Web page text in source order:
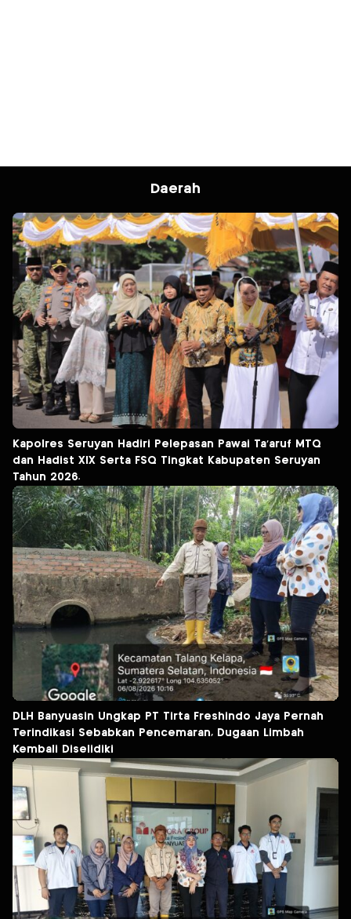
Daerah
Kapolres Seruyan Hadiri Pelepasan Pawai Ta’aruf MTQ
dan Hadist XlX Serta FSQ Tingkat Kabupaten Seruyan
Tahun 2026.
DLH Banyuasin Ungkap PT Tirta Freshindo Jaya Pernah
Terindikasi Sebabkan Pencemaran, Dugaan Limbah
Kembali Diselidiki